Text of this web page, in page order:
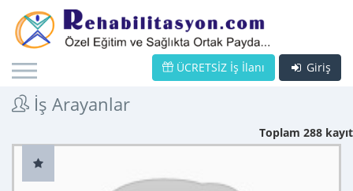
Giriş
ÜCRETSİZ İş İlanı
İş Arayanlar
Toplam 288 kayıt